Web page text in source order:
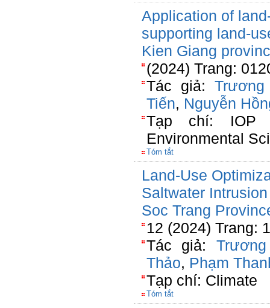
Application of
supporting land-
Kien Giang
(2024) Trang:
Tác giả:
Tiến, Nguyễn
Tạp chí: IOP
Environmental
Tóm tắt
Land-Use
Saltwater
Soc Trang
12 (2024) Trang:
Tác giả:
Thảo, Phạm
Tạp chí: Climate
Tóm tắt